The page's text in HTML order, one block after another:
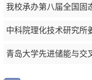
我校承办第八届全国固
中科院理化技术研究所
青岛大学先进储能与交